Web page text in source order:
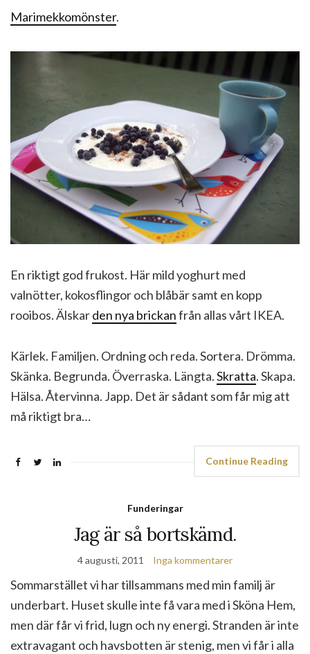
Marimekkomönster.
En riktigt god frukost. Här mild yoghurt med
valnötter, kokosflingor och blåbär samt en kopp
rooibos. Älskarden nya brickanfrån allas vårt IKEA.
Kärlek. Familjen. Ordning och reda. Sortera. Drömma.
Skänka. Begrunda. Överraska. Längta.Skratta. Skapa.
Hälsa. Återvinna. Japp. Det är sådant som får mig att
må riktigt bra…
Continue Reading
Funderingar
Jag är så bortskämd.
4 augusti, 2011 Inga kommentarer
Sommarstället vi har tillsammans med min familj är
underbart. Huset skulle inte få vara med i Sköna Hem,
men där får vi frid, lugn och ny energi. Stranden är inte
extravagant och havsbotten är stenig, men vi får i alla